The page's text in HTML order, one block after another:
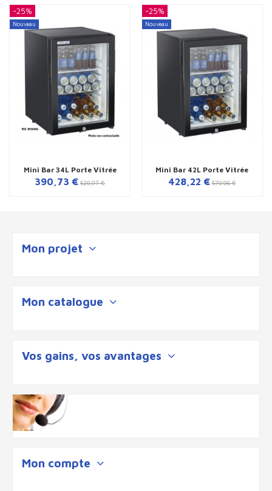
-25%
Nouveau
Mini Bar 34L Porte Vitrée
390,73 € 520,97 €
-25%
Nouveau
Mini Bar 42L Porte Vitrée
428,22 € 570,96 €
Mon projet
Mon catalogue
Vos gains, vos avantages
Mon compte